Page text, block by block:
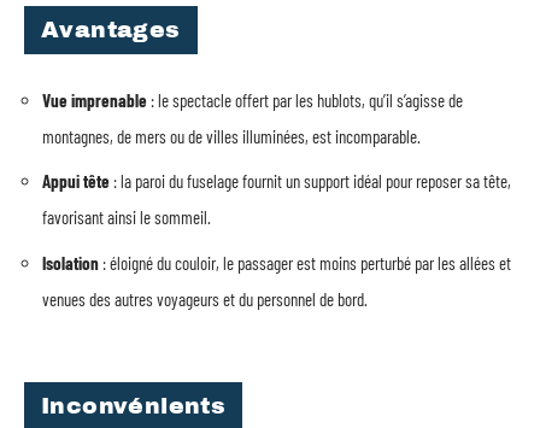
Avantages
Vue imprenable : le spectacle offert par les hublots, qu’il s’agisse de
montagnes, de mers ou de villes illuminées, est incomparable.
Appui tête : la paroi du fuselage fournit un support idéal pour reposer sa tête,
favorisant ainsi le sommeil.
Isolation : éloigné du couloir, le passager est moins perturbé par les allées et
venues des autres voyageurs et du personnel de bord.
Inconvénients